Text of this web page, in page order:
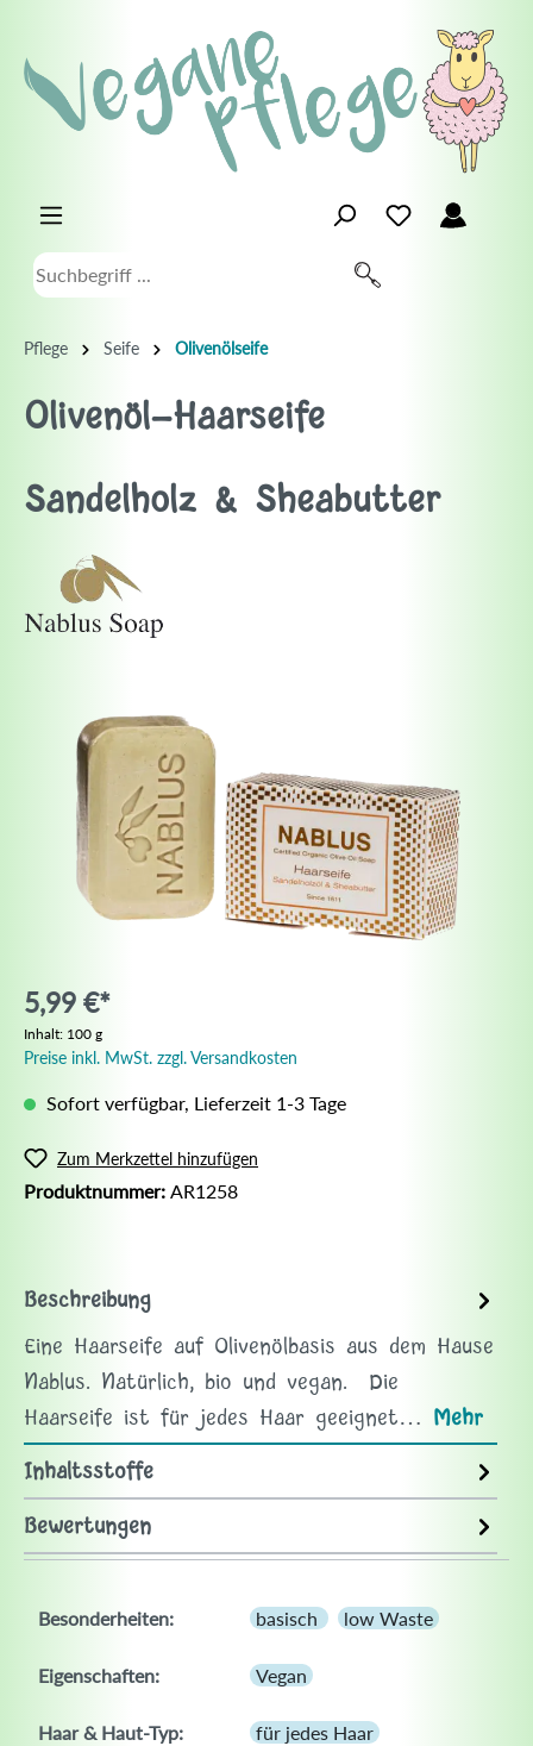
Pflege Seife Olivenölseife
Olivenöl-Haarseife
Sandelholz & Sheabutter
5,99 €*
Inhalt: 100 g
Preise inkl. MwSt. zzgl. Versandkosten
Sofort verfügbar, Lieferzeit 1-3 Tage
Zum Merkzettel hinzufügen
Produktnummer: AR1258
Beschreibung
Eine Haarseife auf Olivenölbasis aus dem Hause
Nablus. Natürlich, bio und vegan. Die
Haarseife ist für jedes Haar geeignet… Mehr
Inhaltsstoffe
Bewertungen
Besonderheiten: basisch low Waste
Eigenschaften: Vegan
Haar & Haut-Typ: für jedes Haar